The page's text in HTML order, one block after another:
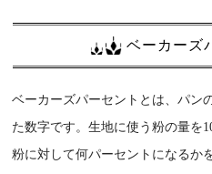
ベーカーズ
ベーカーズパーセントとは、パン
た数字です。生地に使う粉の量を
粉に対して何パーセントになるか